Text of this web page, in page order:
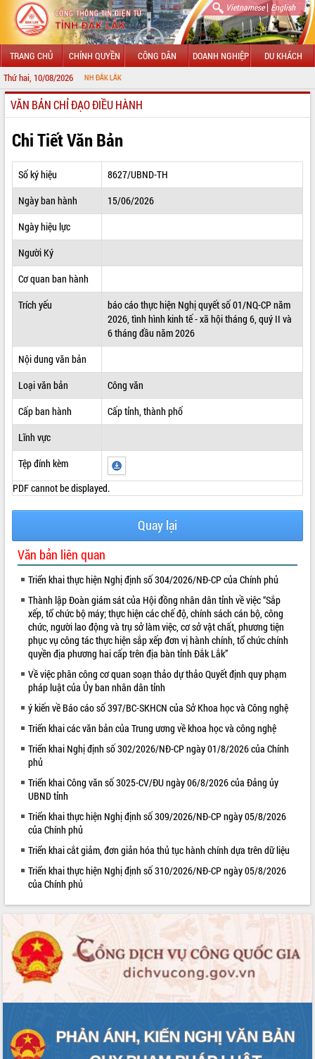
Vietnamese| English
TRANG CHỦ CHÍNH QUYỀN CÔNG DÂN DOANH NGHIỆP DU KHÁCH
Thứ hai, 10/08/2026
GIỚI THIỆU
LÃNH ĐẠO UBND TỈNH
TIN TỨC SỰ KIỆN
SỞ, BAN, NGÀNH
THÔNG TIN CHỈ ĐẠO ĐIỀU HÀNH
HỆ THỐNG VĂN BẢN
VĂN BẢN HĐND TỈNH
QUY HOẠCH - KẾ HOẠCH
VIDEO
Loading the player...
2026
Khám bệnh, cấp phát thuốc miễn phí
và tặng quà người dân xã Cư Pui
Hội nghị UBND tỉnh Đắk Lắk thường kỳ
tháng 7/2026
Lễ truy tặng danh hiệu “Bà Mẹ Việt
Nam Anh hùng” và trao Huân chương
Lao động
UBND tỉnh Đắk Lắk triển khai nhiệm
vụ 6 tháng cuối năm 2026
Kỳ họp thứ Hai, Hội đồng nhân dân
tỉnh khóa XI quyết nghị nhiều nội dung
Bí thư Tỉnh ủy Lương Nguyễn Minh
Triết thăm, tặng quà người có công với
cách mạng
Rà soát, hoàn thiện hệ thống thiết chế
văn hóa, thể thao đáp ứng yêu cầu
phát triển mới
Minh
Lễ truy điệu và an táng hài cốt liệt sĩ
LIÊN KẾT WEB
VĂN BẢN CHỈ ĐẠO ĐIỀU HÀNH
Chi Tiết Văn Bản
Số ký hiệu
8627/UBND-TH
Ngày ban hành
15/06/2026
Ngày hiệu lực
Người Ký
Cơ quan ban hành
Trích yếu
báo cáo thực hiện Nghị quyết số 01/NQ-CP năm
2026, tình hình kinh tế - xã hội tháng 6, quý II và
6 tháng đầu năm 2026
Nội dung văn bản
Loại văn bản
Công văn
Cấp ban hành
Cấp tỉnh, thành phố
Lĩnh vực
Tệp đính kèm
PDF cannot be displayed.
Quay lại
Văn bản liên quan
Triển khai thực hiện Nghị định số 304/2026/NĐ-CP của Chính phủ
Thành lập Đoàn giám sát của Hội đồng nhân dân tỉnh về việc “Sắp
xếp, tổ chức bộ máy; thực hiện các chế độ, chính sách cán bộ, công
chức, người lao động và trụ sở làm việc, cơ sở vật chất, phương tiện
phục vụ công tác thực hiện sắp xếp đơn vị hành chính, tổ chức chính
quyền địa phương hai cấp trên địa bàn tỉnh Đắk Lắk”
Về việc phân công cơ quan soạn thảo dự thảo Quyết định quy phạm
pháp luật của Ủy ban nhân dân tỉnh
ý kiến về Báo cáo số 397/BC-SKHCN của Sở Khoa học và Công nghệ
Triển khai các văn bản của Trung ương về khoa học và công nghệ
Triển khai Nghị định số 302/2026/NĐ-CP ngày 01/8/2026 của Chính
phủ
Triển khai Công văn số 3025-CV/ĐU ngày 06/8/2026 của Đảng ủy
UBND tỉnh
Triển khai thực hiện Nghị định số 309/2026/NĐ-CP ngày 05/8/2026
của Chính phủ
Triển khai cắt giảm, đơn giản hóa thủ tục hành chính dựa trên dữ liệu
Triển khai thực hiện Nghị định số 310/2026/NĐ-CP ngày 05/8/2026
của Chính phủ